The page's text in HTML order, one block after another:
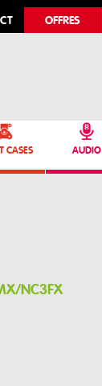
OFFRES
CASES AUDIO
NC3FX